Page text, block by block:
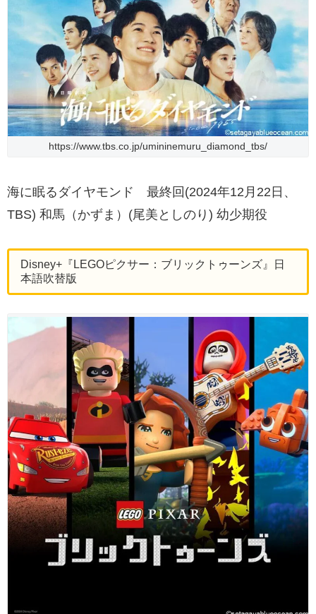
https://www.tbs.co.jp/umininemuru_diamond_tbs/
海に眠るダイヤモンド 最終回(2024年12月22日、
TBS) 和馬（かずま）(尾美としのり) 幼少期役
Disney+『LEGOピクサー：ブリックトゥーンズ』日
本語吹替版